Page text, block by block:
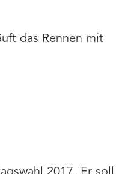
das Rennen mit